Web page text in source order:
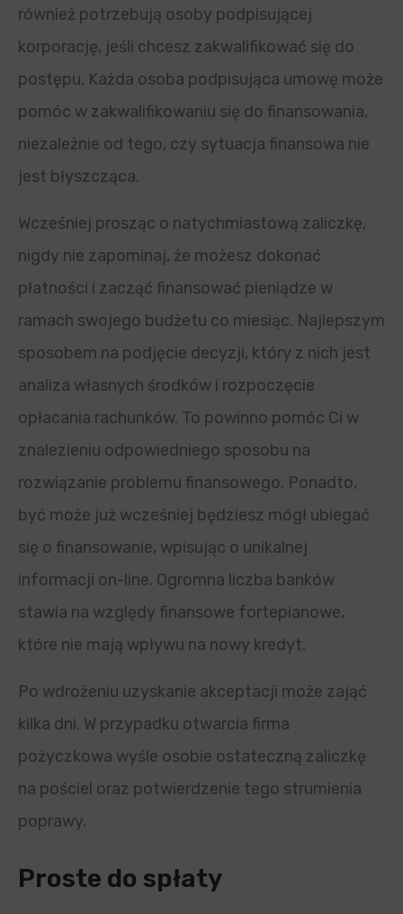
również potrzebują osoby podpisującej
korporację, jeśli chcesz zakwalifikować się do
postępu. Każda osoba podpisująca umowę może
pomóc w zakwalifikowaniu się do finansowania,
niezależnie od tego, czy sytuacja finansowa nie
jest błyszcząca.
Wcześniej prosząc o natychmiastową zaliczkę,
nigdy nie zapominaj, że możesz dokonać
płatności i zacząć finansować pieniądze w
ramach swojego budżetu co miesiąc. Najlepszym
sposobem na podjęcie decyzji, który z nich jest
analiza własnych środków i rozpoczęcie
opłacania rachunków. To powinno pomóc Ci w
znalezieniu odpowiedniego sposobu na
rozwiązanie problemu finansowego. Ponadto,
być może już wcześniej będziesz mógł ubiegać
się o finansowanie, wpisując o unikalnej
informacji on-line. Ogromna liczba banków
stawia na względy finansowe fortepianowe,
które nie mają wpływu na nowy kredyt.
Po wdrożeniu uzyskanie akceptacji może zająć
kilka dni. W przypadku otwarcia firma
pożyczkowa wyśle ​​​​osobie ostateczną zaliczkę
na pościel oraz potwierdzenie tego strumienia
poprawy.
Proste do spłaty